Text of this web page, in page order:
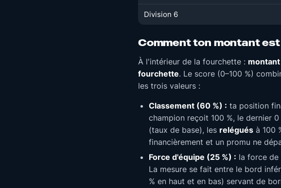
Division 6
Comment ton montant
À l'intérieur de la fourchette :
fourchette. Le score (0–100 %)
les trois valeurs :
Classement (60 %) : ta position
champion reçoit 100 %, le dernier 0
(taux de base), les relégués à 100
financièrement et un promu ne
Force d'équipe (25 %) : la force de
La mesure se fait entre le bord
% en haut et en bas) servant de